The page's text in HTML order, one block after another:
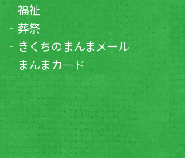
福祉
葬祭
きくちのまんまメール
まんまカード